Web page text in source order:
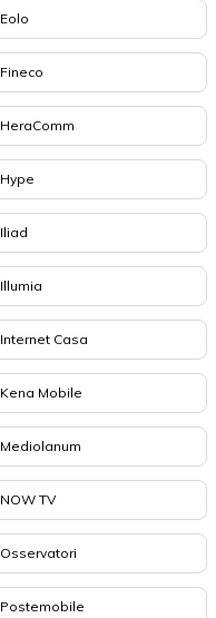
Eolo
Fineco
HeraComm
Hype
Iliad
Illumia
Internet Casa
Kena Mobile
Mediolanum
NOW TV
Osservatori
Postemobile